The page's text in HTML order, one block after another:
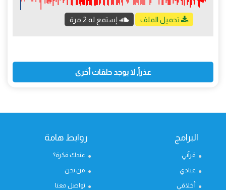
تحميل الملف إستمع له 2 مرة
عذراً, لا يوجد حلقات أخرى
البرامج
قرآني
عبادي
أخلاقي
روابط هامة
عندك فكرة؟
من نحن
تواصل معنا